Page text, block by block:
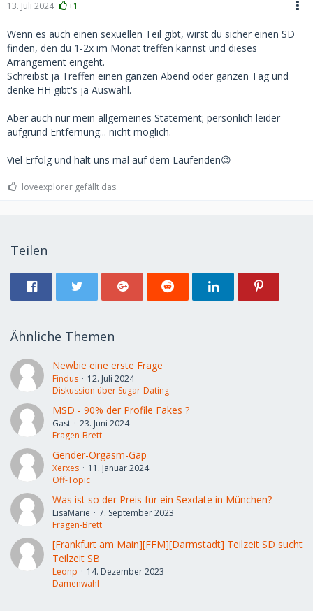
13. Juli 2024 +1
Wenn es auch einen sexuellen Teil gibt, wirst du sicher einen SD
finden, den du 1-2x im Monat treffen kannst und dieses
Arrangement eingeht.
Schreibst ja Treffen einen ganzen Abend oder ganzen Tag und
denke HH gibt's ja Auswahl.
Aber auch nur mein allgemeines Statement; persönlich leider
aufgrund Entfernung... nicht möglich.
Viel Erfolg und halt uns mal auf dem Laufenden😉
loveexplorer gefällt das.
Teilen
Ähnliche Themen
Newbie eine erste Frage
Findus
12. Juli 2024
Diskussion über Sugar-Dating
MSD - 90% der Profile Fakes ?
Gast
23. Juni 2024
Fragen-Brett
Gender-Orgasm-Gap
Xerxes
11. Januar 2024
Off-Topic
Was ist so der Preis für ein Sexdate in München?
LisaMarie
7. September 2023
Fragen-Brett
[Frankfurt am Main][FFM][Darmstadt] Teilzeit SD sucht
Teilzeit SB
Leonp
14. Dezember 2023
Damenwahl